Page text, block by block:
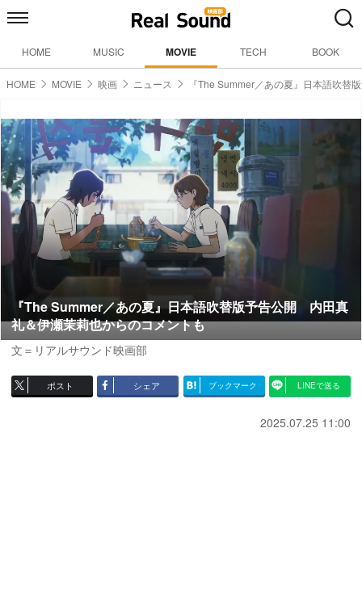
HOME MUSIC MOVIE TECH BOOK
HOME MOVIE 映画 ニュース 『The Summer／あの夏』日本語吹替
『The Summer／あの夏』日本語吹替版予告公開 内田真
礼＆伊瀬茉莉也からのコメントも
文＝リアルサウンド映画部
ポスト シェア ブックマーク LINEで送る
2025.07.25 11:00